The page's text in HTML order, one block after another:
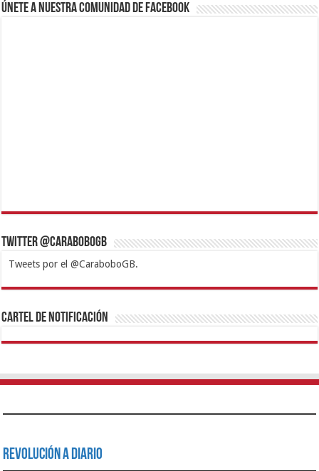
Únete a nuestra comunidad de Facebook
Twitter @CaraboboGB
Tweets por el @CaraboboGB.
1xbetBetturkeyBetistKralbetSupertotobetTipobetMatadorbetMariobet
https://mvbcasino.com/
Cartel de Notificación
Revolución a Diario